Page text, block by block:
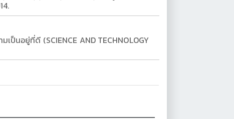
ป็นอยู่ที่ดี (SCIENCE AND TECHNOLOGY